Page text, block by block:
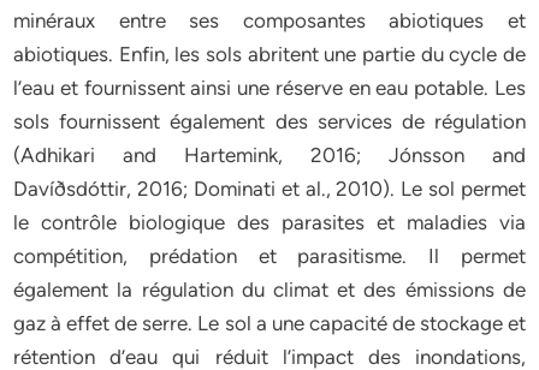
minéraux entre ses composantes abiotiques et
abiotiques. Enfin, les sols abritent une partie du cycle de
l’eau et fournissent ainsi une réserve en eau potable. Les
sols fournissent également des services de régulation
(Adhikari and Hartemink, 2016; Jónsson and
Davíðsdóttir, 2016; Dominati et al., 2010). Le sol permet
le contrôle biologique des parasites et maladies via
compétition, prédation et parasitisme. Il permet
également la régulation du climat et des émissions de
gaz à effet de serre. Le sol a une capacité de stockage et
rétention d’eau qui réduit l’impact des inondations,